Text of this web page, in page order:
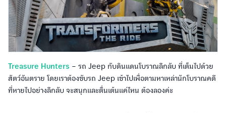
Treasure Hunters – รถ Jeep กับดินแดนโบราณลึกลับ ที่เต็มไปด้วย
สัตว์อันตราย โดยเราต้องขับรถ Jeep เข้าไปเพื่อตามหาเหล่านักโบราณคดี
ที่หายไปอย่างลึกลับ จะสนุกและตื่นเต้นแค่ไหน ต้องลองค่ะ